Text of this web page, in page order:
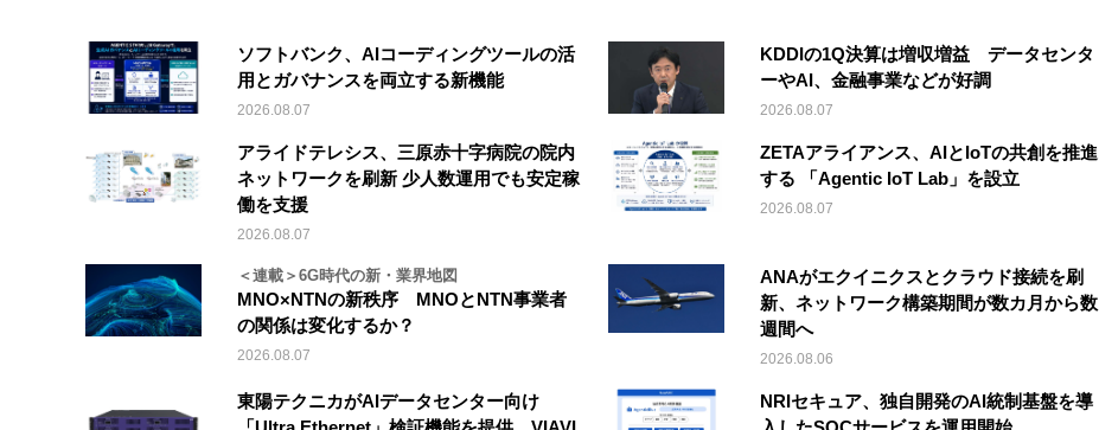
ソフトバンク、AIコーディングツールの活
用とガバナンスを両立する新機能
2026.08.07
KDDIの1Q決算は増収増益 データセンタ
ーやAI、金融事業などが好調
2026.08.07
アライドテレシス、三原赤十字病院の院内
ネットワークを刷新 少人数運用でも安定稼
働を支援
2026.08.07
ZETAアライアンス、AIとIoTの共創を推進
する 「Agentic IoT Lab」を設立
2026.08.07
＜連載＞6G時代の新・業界地図
MNO×NTNの新秩序 MNOとNTN事業者
の関係は変化するか？
2026.08.07
ANAがエクイニクスとクラウド接続を刷
新、ネットワーク構築期間が数カ月から数
週間へ
2026.08.06
東陽テクニカがAIデータセンター向け
NRIセキュア、独自開発のAI統制基盤を導